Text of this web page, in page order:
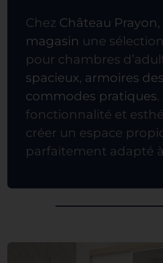
Chez Château Prayon
magasin une
pour chambres
spacieux, armoires
commodes pratiques
fonctionnalité et
créer un espace
parfaitement adapté